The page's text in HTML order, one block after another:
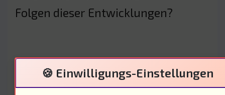
Folgen dieser Entwicklungen?
Ökonomische Aspekte des
Bevölkerungswachstums
🍪 Einwilligungs-Einstellungen